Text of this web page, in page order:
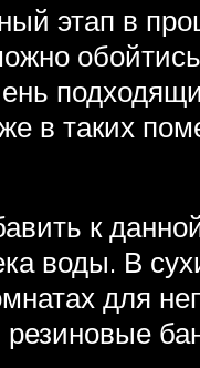
этап в
в таких
к
воды. В
для